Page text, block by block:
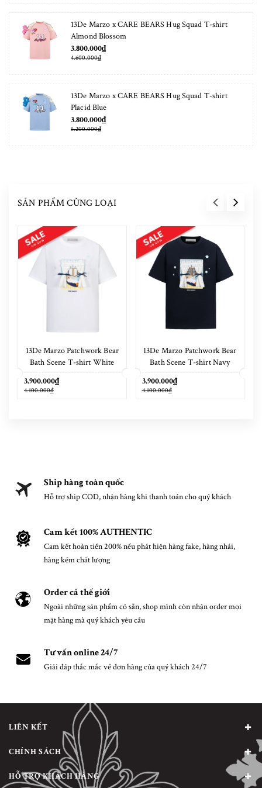
13De Marzo x CARE BEARS Hug Squad T-shirt
Almond Blossom
3.800.000₫
4.600.000₫
13De Marzo x CARE BEARS Hug Squad T-shirt
Placid Blue
3.800.000₫
5.200.000₫
SẢN PHẨM CÙNG LOẠI
13De Marzo Patchwork Bear
Bath Scene T-shirt White
3.900.000₫
4.100.000₫
13De Marzo Patchwork Bear
Bath Scene T-shirt Navy
3.900.000₫
4.100.000₫
Ship hàng toàn quốc
Hỗ trợ ship COD, nhận hàng khi thanh toán cho quý khách
Cam kết 100% AUTHENTIC
Cam kết hoàn tiền 200% nếu phát hiện hàng fake, hàng nhái,
hàng kém chất lượng
Order cả thế giới
Ngoài những sản phẩm có sẵn, shop mình còn nhận order mọi
mặt hàng mà quý khách yêu cầu
Tư vấn online 24/7
Giải đáp thắc mắc về đơn hàng của quý khách 24/7
LIÊN KẾT
CHÍNH SÁCH
HỖ TRỢ KHÁCH HÀNG